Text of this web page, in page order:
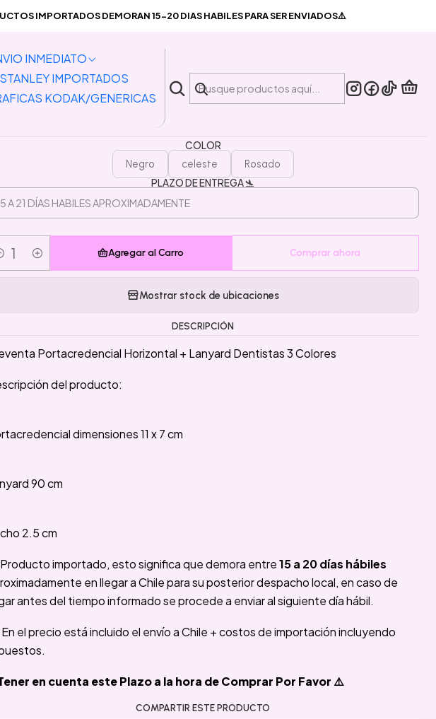
INMEDIATO
IMPORTADOS
KODAK/GENERICAS
IMPORTADOS DEMORAN 15-20 DIAS HABILES PARA SER ENVIADOS⚠️
Portacredencial Horizontal + Lanyard Dentistas 3 Colores
Preventa Portacredencial Horizontal +
Lanyard Dentistas 3 Colores
COLOR
Negro celeste Rosado
PLAZO DE ENTREGA 🛬
Agregar al Carro Comprar ahora
Mostrar stock de ubicaciones
DESCRIPCIÓN
Portacredencial Horizontal + Lanyard Dentistas 3 Colores
del producto:
dimensiones 11 x 7 cm
90 cm
2.5 cm
Producto importado, esto significa que demora entre15 a 20 días hábiles
en llegar a Chile para su posterior despacho local, en caso de
antes del tiempo informado se procede a enviar al siguiente día hábil.
el precio está incluido el envío a Chile + costos de importación incluyendo
en cuenta este Plazo a la hora de Comprar Por Favor ⚠️
COMPARTIR ESTE PRODUCTO